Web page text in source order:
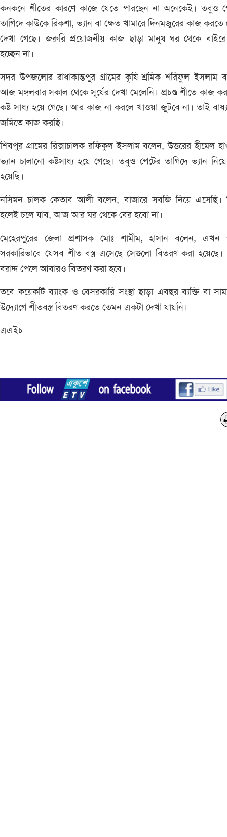
কনকনে শীতের কারণে কাজে যেতে পারছেন না অনেকেই। তবুও
তাগিদে কাউকে রিকশা, ভ্যান বা ক্ষেত খামারে দিনমজুরের কাজ করতে
দেখা গেছে। জরুরি প্রয়োজনীয় কাজ ছাড়া মানুষ ঘর থেকে
হচ্ছেন না।
সদর উপজলোর রাধাকান্তপুর গ্রামের কৃষি শ্রমিক শরিফুল ইসলাম
আজ মঙ্গলবার সকাল থেকে সূর্যের দেখা মেলেনি। প্রচণ্ড শীতে কাজ
কষ্ট সাধ্য হয়ে গেছে। আর কাজ না করলে খাওয়া জুটবে না। তাই
জমিতে কাজ করছি।
শিবপুর গ্রামের রিক্সাচালক রফিকুল ইসলাম বলেন, উত্তরের হীমেল
ভ্যান চালানো কষ্টসাধ্য হয়ে গেছে। তবুও পেটের তাগিদে ভ্যান
হয়েছি।
নসিমন চালক কেতাব আলী বলেন, বাজারে সবজি নিয়ে এসেছি।
হলেই চলে যাব, আজ আর ঘর থেকে বের হবো না।
মেহেরপুরের জেলা প্রশাসক মোঃ শামীম, হাসান বলেন, এখন
সরকারিভাবে যেসব শীত বস্ত্র এসেছে সেগুলো বিতরণ করা
বরাদ্দ পেলে আবারও বিতরণ করা হবে।
তবে কয়েকটি ব্যাংক ও বেসরকারি সংস্থা ছাড়া এবছর ব্যক্তি বা
উদ্যোগে শীতবস্ত্র বিতরণ করতে তেমন একটা দেখা যায়নি।
এএইচ